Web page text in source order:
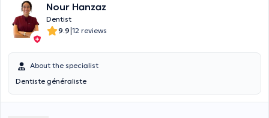
Nour Hanzaz
Dentist
9.9|12 reviews
About the specialist
Dentiste généraliste